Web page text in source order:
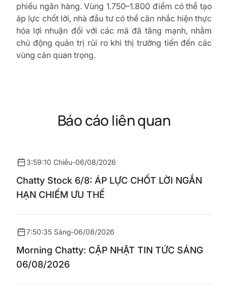
phiếu ngân hàng. Vùng 1.750–1.800 điểm có thể tạo
áp lực chốt lời, nhà đầu tư có thể cân nhắc hiện thực
hóa lợi nhuận đối với các mã đã tăng mạnh, nhằm
chủ động quản trị rủi ro khi thị trường tiến đến các
vùng cản quan trọng.
Báo cáo liên quan
3:59:10 Chiều-06/08/2026
Chatty Stock 6/8: ÁP LỰC CHỐT LỜI NGẮN
HẠN CHIẾM ƯU THẾ
7:50:35 Sáng-06/08/2026
Morning Chatty: CẬP NHẬT TIN TỨC SÁNG
06/08/2026